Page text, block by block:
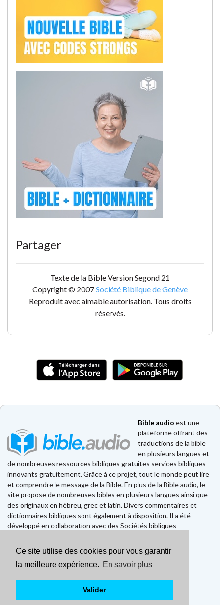
Ce site utilise des cookies pour vous garantir
la meilleure expérience. En savoir plus
Valider
Partager
Texte de la Bible Version Segond 21
Copyright © 2007Société Biblique de Genève
Reproduit avec aimable autorisation. Tous droits
réservés.
Bible audio est une
plateforme offrant des
traductions de la bible
en plusieurs langues et
de nombreuses ressources bibliques gratuites services bibliques
innovants gratuitement. Grâce à ce projet, tout le monde peut lire
et comprendre le message de la Bible. En plus de la Bible audio, le
site propose de nombreuses bibles en plusieurs langues ainsi que
des originaux en hébreu, grec et latin. Divers commentaires et
dictionnaires bibliques sont également à disposition. Il a été
développé en collaboration avec des Sociétés bibliques
Faire un don
Contact